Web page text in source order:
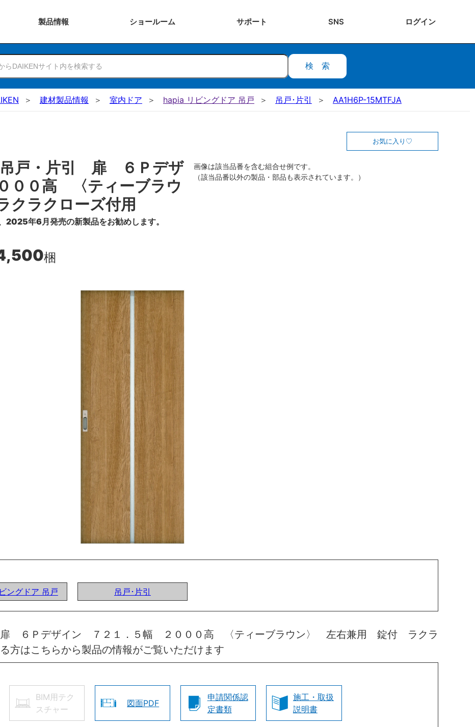
製品情報 ショールーム サポート SNS ログイン
検索
建材製品情報 室内ドア hapia リビングドア 吊戸 吊戸･片引 AA1H6P-15MTFJA
戸・片引 扉 ６Ｐデザ
０高 〈ティーブラウ
ラクローズ付用
2025年6月発売の新製品をお勧めします。
梱
お気に入り
画像は該当品番を含む組合せ例です。
（該当品番以外の製品・部品も表示されています。）
ングドア 吊戸 吊戸･片引
６Ｐデザイン ７２１．５幅 ２０００高 〈ティーブラウン〉 左右兼用 錠付 ラクラ
方はこちらから製品の情報がご覧いただけます
BIM用テク
スチャー
図面PDF
申請関係認
定書類
施工・取扱
説明書